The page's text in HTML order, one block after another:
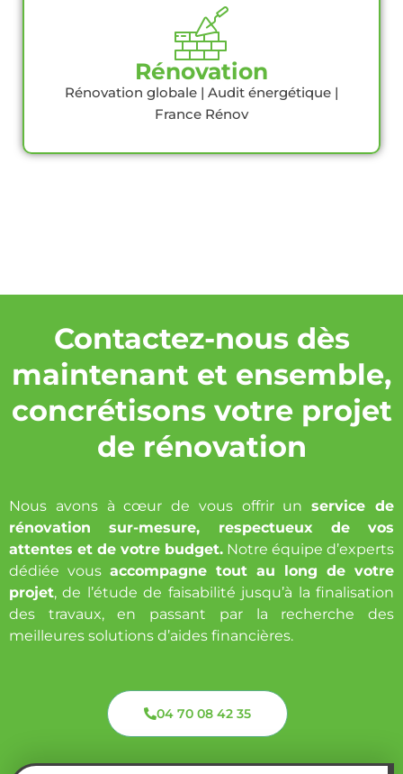
Rénovation
Rénovation globale | Audit énergétique |
France Rénov
Contactez-nous dès
maintenant et ensemble,
concrétisons votre projet
de rénovation
Nous avons à cœur de vous offrir unservice de
rénovation sur-mesure, respectueux de vos
attentes et de votre budget. Notre équipe d’experts
dédiée vous accompagne tout au long de votre
projet, de l’étude de faisabilité jusqu’à la finalisation
des travaux, en passant par la recherche des
meilleures solutions d’aides financières.
04 70 08 42 35